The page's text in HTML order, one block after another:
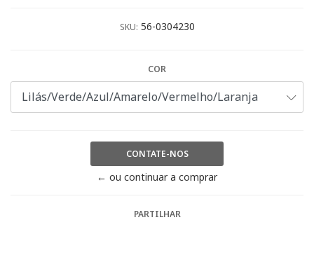
SKU: 56-0304230
COR
CONTATE-NOS
← ou continuar a comprar
PARTILHAR